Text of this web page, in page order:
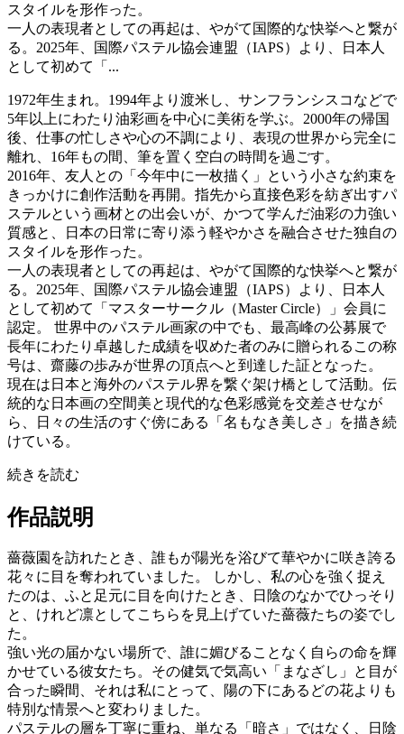
スタイルを形作った。
一人の表現者としての再起は、やがて国際的な快挙へと繋が
る。2025年、国際パステル協会連盟（IAPS）より、日本人
として初めて「...
1972年生まれ。1994年より渡米し、サンフランシスコなどで
5年以上にわたり油彩画を中心に美術を学ぶ。2000年の帰国
後、仕事の忙しさや心の不調により、表現の世界から完全に
離れ、16年もの間、筆を置く空白の時間を過ごす。
2016年、友人との「今年中に一枚描く」という小さな約束を
きっかけに創作活動を再開。指先から直接色彩を紡ぎ出すパ
ステルという画材との出会いが、かつて学んだ油彩の力強い
質感と、日本の日常に寄り添う軽やかさを融合させた独自の
スタイルを形作った。
一人の表現者としての再起は、やがて国際的な快挙へと繋が
る。2025年、国際パステル協会連盟（IAPS）より、日本人
として初めて「マスターサークル（Master Circle）」会員に
認定。 世界中のパステル画家の中でも、最高峰の公募展で
長年にわたり卓越した成績を収めた者のみに贈られるこの称
号は、齋藤の歩みが世界の頂点へと到達した証となった。
現在は日本と海外のパステル界を繋ぐ架け橋として活動。伝
統的な日本画の空間美と現代的な色彩感覚を交差させなが
ら、日々の生活のすぐ傍にある「名もなき美しさ」を描き続
けている。
続きを読む
作品説明
薔薇園を訪れたとき、誰もが陽光を浴びて華やかに咲き誇る
花々に目を奪われていました。 しかし、私の心を強く捉え
たのは、ふと足元に目を向けたとき、日陰のなかでひっそり
と、けれど凛としてこちらを見上げていた薔薇たちの姿でし
た。
強い光の届かない場所で、誰に媚びることなく自らの命を輝
かせている彼女たち。その健気で気高い「まなざし」と目が
合った瞬間、それは私にとって、陽の下にあるどの花よりも
特別な情景へと変わりました。
パステルの層を丁寧に重ね、単なる「暗さ」ではなく、日陰